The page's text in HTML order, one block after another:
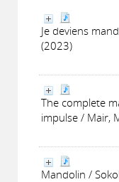
Je deviens
(2023)
The complete
impulse / Mair,
Mandolin /